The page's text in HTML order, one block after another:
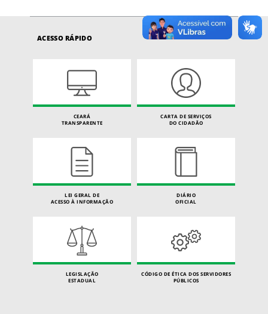
ACESSO RÁPIDO
CEARÁ
TRANSPARENTE
CARTA DE SERVIÇOS
DO CIDADÃO
LEI GERAL DE
ACESSO À INFORMAÇÃO
DIÁRIO
OFICIAL
LEGISLAÇÃO
ESTADUAL
CÓDIGO DE ÉTICA DOS SERVIDORES
PÚBLICOS